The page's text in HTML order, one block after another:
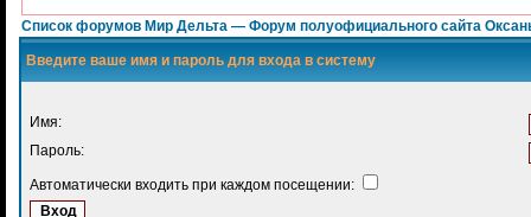
Список форумов Мир Дельта — Форум полуофициального сайта
Введите ваше имя и пароль для входа в систему
Имя:
Пароль:
Автоматически входить при каждом посещении: